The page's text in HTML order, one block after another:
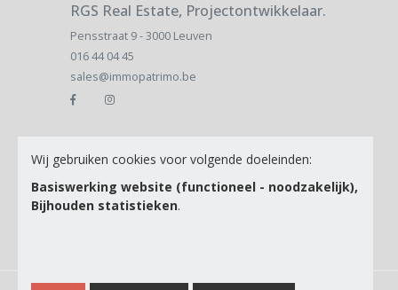
RGS Real Estate, Projectontwikkelaar.
Pensstraat 9 - 3000 Leuven
016 44 04 45
sales@immopatrimo.be
Email
Ik ga akkoord met de
Wij gebruiken cookies voor volgende doeleinden:
Basiswerking website (functioneel - noodzakelijk),
Bijhouden statistieken.